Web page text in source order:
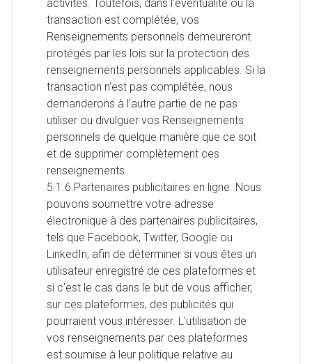
activités. Toutefois, dans l'éventualité où la
transaction est complétée, vos
Renseignements personnels demeureront
protégés par les lois sur la protection des
renseignements personnels applicables. Si la
transaction n'est pas complétée, nous
demanderons à l'autre partie de ne pas
utiliser ou divulguer vos Renseignements
personnels de quelque manière que ce soit
et de supprimer complètement ces
renseignements.
5.1.6.Partenaires publicitaires en ligne. Nous
pouvons soumettre votre adresse
électronique à des partenaires publicitaires,
tels que Facebook, Twitter, Google ou
LinkedIn, afin de déterminer si vous êtes un
utilisateur enregistré de ces plateformes et
si c'est le cas dans le but de vous afficher,
sur ces plateformes, des publicités qui
pourraient vous intéresser. L'utilisation de
vos renseignements par ces plateformes
est soumise à leur politique relative au